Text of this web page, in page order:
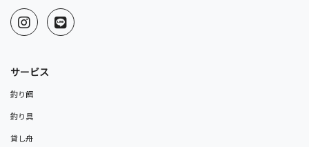
サービス
釣り餌
釣り具
貸し舟